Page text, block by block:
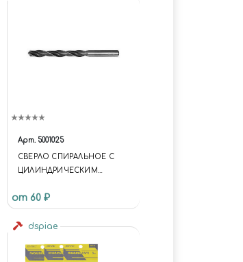
Арт. 5001025
СВЕРЛО СПИРАЛЬНОЕ С
ЦИЛИНДРИЧЕСКИМ
от 60 ₽
dspiae